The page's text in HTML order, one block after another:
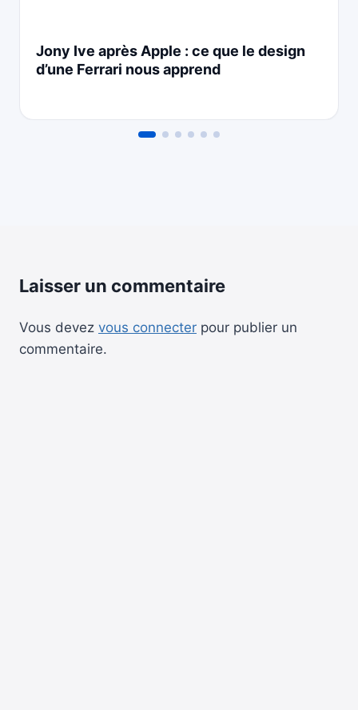
Jony Ive après Apple : ce que le design
d’une Ferrari nous apprend
Laisser un commentaire
Vous devez vous connecter pour publier un
commentaire.